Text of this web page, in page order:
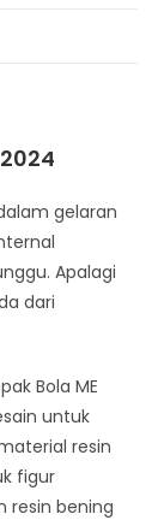
gelaran
Apalagi
dari
Bola ME
untuk
resin
figur
resin bening